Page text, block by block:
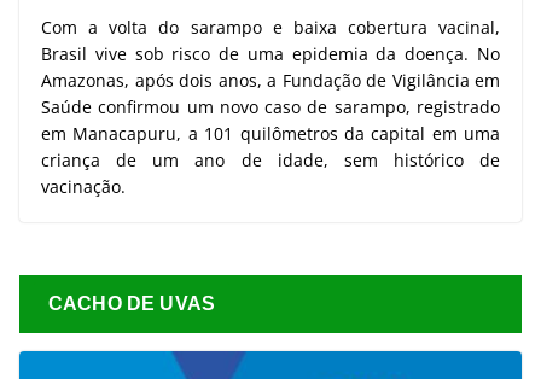
Com a volta do sarampo e baixa cobertura vacinal,
Brasil vive sob risco de uma epidemia da doença. No
Amazonas, após dois anos, a Fundação de Vigilância em
Saúde confirmou um novo caso de sarampo, registrado
em Manacapuru, a 101 quilômetros da capital em uma
criança de um ano de idade, sem histórico de
vacinação.
CACHO DE UVAS